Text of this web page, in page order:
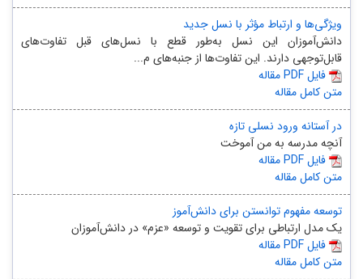
ویژگی‌ها و ارتباط مؤثر با نسل جدید
دانش‌آموزان این نسل به‌طور قطع با نسل‌های قبل تفاوت‌های
قابل‌توجهی دارند. این تفاوت‌ها از جنبه‌های م...
مقاله PDF فایل
متن کامل مقاله
در آستانه ورود نسلی تازه
آنچه مدرسه به من آموخت
مقاله PDF فایل
متن کامل مقاله
توسعه مفهوم توانستن برای دانش‌آموز
یک مدل ارتباطی برای تقویت و توسعه «عزم» در دانش‌آموزان
مقاله PDF فایل
متن کامل مقاله